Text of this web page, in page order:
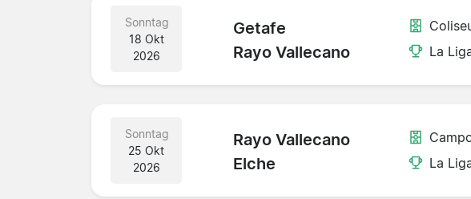
Sonntag
18 Okt
2026
Getafe
Rayo Vallecano
La
Sonntag
25 Okt
2026
Rayo Vallecano
Elche
La